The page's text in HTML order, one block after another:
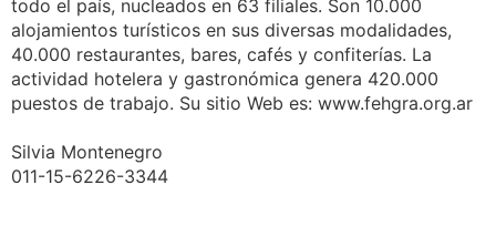
todo el país, nucleados en 63 filiales. Son 10.000
alojamientos turísticos en sus diversas modalidades,
40.000 restaurantes, bares, cafés y confiterías. La
actividad hotelera y gastronómica genera 420.000
puestos de trabajo. Su sitio Web es: www.fehgra.org.ar
Silvia Montenegro
011-15-6226-3344